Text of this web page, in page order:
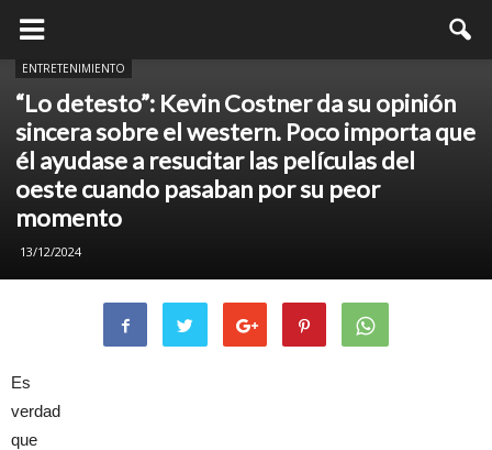
ENTRETENIMIENTO
“Lo detesto”: Kevin Costner da su opinión
sincera sobre el western. Poco importa que
él ayudase a resucitar las películas del
oeste cuando pasaban por su peor
momento
13/12/2024
Es
verdad
que